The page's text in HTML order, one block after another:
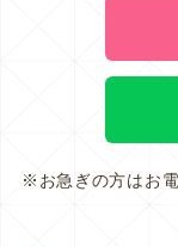
※お急ぎの方はお